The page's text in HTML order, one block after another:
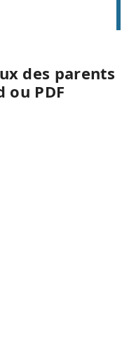
des parents
PDF